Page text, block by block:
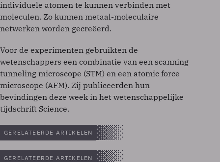
individuele atomen te kunnen verbinden met
moleculen. Zo kunnen metaal-moleculaire
netwerken worden gecreëerd.
Voor de experimenten gebruikten de
wetenschappers een combinatie van een scanning
tunneling microscope (STM) en een atomic force
microscope (AFM). Zij publiceerden hun
bevindingen deze week in het wetenschappelijke
tijdschrift Science.
GERELATEERDE ARTIKELEN
GERELATEERDE ARTIKELEN